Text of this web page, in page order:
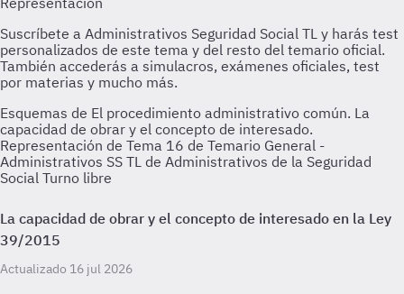
Esquemas de El procedimiento administrativo común. La
capacidad de obrar y el concepto de interesado.
Representación de Tema 16 de Temario General -
Administrativos SS TL de Administrativos de la Seguridad
Social Turno libre
La capacidad de obrar y el concepto de interesado en la Ley
39/2015
Actualizado 16 jul 2026